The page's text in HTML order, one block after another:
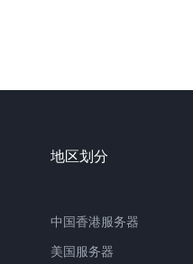
地区划分
中国香港服务器
美国服务器